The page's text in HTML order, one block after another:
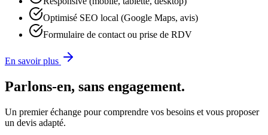
Optimisé SEO local (Google Maps, avis)
Formulaire de contact ou prise de RDV
En savoir plus
Parlons-en, sans engagement.
Un premier échange pour comprendre vos besoins et vous proposer
un devis adapté.